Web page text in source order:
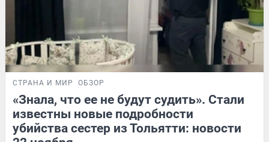
СТРАНА И МИР ОБЗОР
«Знала, что ее не будут судить». Стали
известны новые подробности
убийства сестер из Тольятти: новости